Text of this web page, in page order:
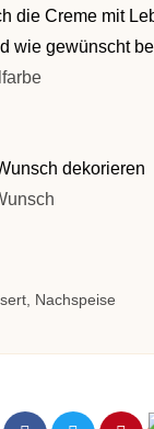
die Creme mit
wie gewünscht
dekorieren
Nachspeise